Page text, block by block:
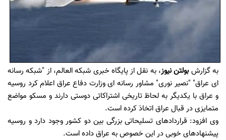
به گزارشبولتن نیوز، به نقل از پایگاه خبری شبکه العالم، از "شبکه رسانه
ای عراق" "نصیر نوری" مشاور رسانه ای وزارت دفاع عراق اعلام کرد روسیه
و عراق با یکدیگر به لحاظ تاریخی اشتراکاتی دوستی دارند و مسکو مواضع
متمایزی در قبال عراق اتخاذ کرده است.
وی افزود: قراردادهای تسلیحاتی بزرگی بین دو کشور وجود دارد و روسیه
پیشنهادهای خوبی در این خصوص به عراق داده است.